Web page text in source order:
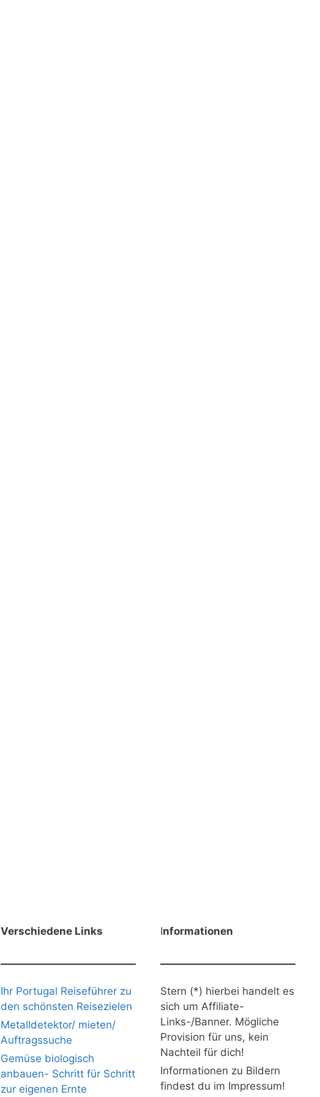
Verschiedene Links
Ihr Portugal Reiseführer zu
den schönsten Reisezielen
Metalldetektor/ mieten/
Auftragssuche
Gemüse biologisch
anbauen- Schritt für Schritt
zur eigenen Ernte
Informationen
Stern (*) hierbei handelt es
sich um Affiliate-
Links-/Banner. Mögliche
Provision für uns, kein
Nachteil für dich!
Informationen zu Bildern
findest du im Impressum!